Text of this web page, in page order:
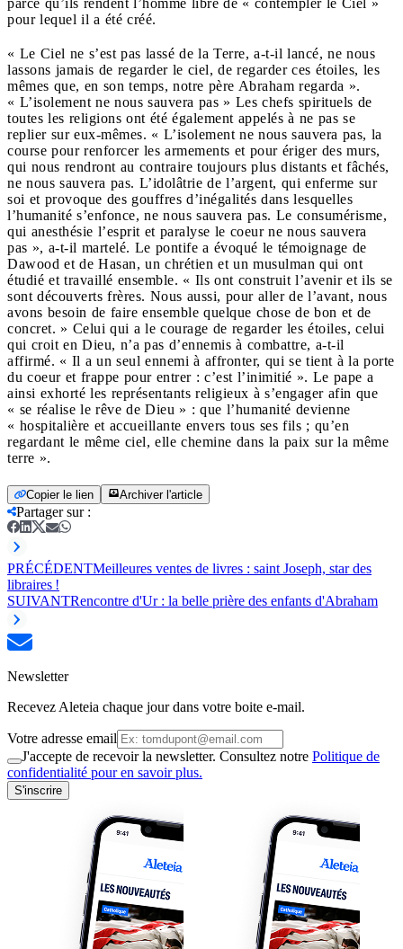
pour lequel il a été créé.
« Le Ciel ne s’est pas lassé de la Terre, a-t-il lancé, ne nous
lassons jamais de regarder le ciel, de regarder ces étoiles, les
mêmes que, en son temps, notre père Abraham regarda ».
« L’isolement ne nous sauvera pas » Les chefs spirituels de
toutes les religions ont été également appelés à ne pas se
replier sur eux-mêmes. « L’isolement ne nous sauvera pas, la
course pour renforcer les armements et pour ériger des murs,
qui nous rendront au contraire toujours plus distants et fâchés,
ne nous sauvera pas. L’idolâtrie de l’argent, qui enferme sur
soi et provoque des gouffres d’inégalités dans lesquelles
l’humanité s’enfonce, ne nous sauvera pas. Le consumérisme,
qui anesthésie l’esprit et paralyse le coeur ne nous sauvera
pas », a-t-il martelé. Le pontife a évoqué le témoignage de
Dawood et de Hasan, un chrétien et un musulman qui ont
étudié et travaillé ensemble. « Ils ont construit l’avenir et ils se
sont découverts frères. Nous aussi, pour aller de l’avant, nous
avons besoin de faire ensemble quelque chose de bon et de
concret. » Celui qui a le courage de regarder les étoiles, celui
qui croit en Dieu, n’a pas d’ennemis à combattre, a-t-il
affirmé. « Il a un seul ennemi à affronter, qui se tient à la porte
du coeur et frappe pour entrer : c’est l’inimitié ». Le pape a
ainsi exhorté les représentants religieux à s’engager afin que
« se réalise le rêve de Dieu » : que l’humanité devienne
« hospitalière et accueillante envers tous ses fils ; qu’en
regardant le même ciel, elle chemine dans la paix sur la même
terre ».
Copier le lien Archiver l'article
Partager sur:
PRÉCÉDENTMeilleures ventes de livres : saint Joseph, star des
libraires !
SUIVANTRencontre d'Ur : la belle prière des enfants d'Abraham
Newsletter
Recevez Aleteia chaque jour dans votre boite e-mail.
Votre adresse email
J'accepte de recevoir la newsletter. Consultez notre Politique de
confidentialité pour en savoir plus.
S'inscrire